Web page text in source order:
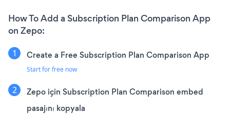
How To Add a Subscription Plan Comparison App
on Zepo:
Create a Free Subscription Plan Comparison App
Start for free now
Zepo için Subscription Plan Comparison embed
pasajını kopyala